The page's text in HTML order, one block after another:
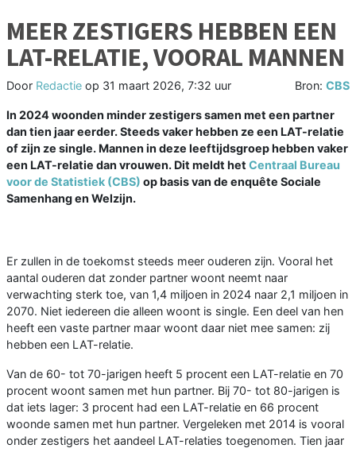
MEER ZESTIGERS HEBBEN EEN
LAT-RELATIE, VOORAL MANNEN
Door Redactie op 31 maart 2026, 7:32 uur Bron: CBS
In 2024 woonden minder zestigers samen met een partner
dan tien jaar eerder. Steeds vaker hebben ze een LAT-relatie
of zijn ze single. Mannen in deze leeftijdsgroep hebben vaker
een LAT-relatie dan vrouwen. Dit meldt het Centraal Bureau
voor de Statistiek (CBS) op basis van de enquête Sociale
Samenhang en Welzijn.
Er zullen in de toekomst steeds meer ouderen zijn. Vooral het
aantal ouderen dat zonder partner woont neemt naar
verwachting sterk toe, van 1,4 miljoen in 2024 naar 2,1 miljoen in
2070. Niet iedereen die alleen woont is single. Een deel van hen
heeft een vaste partner maar woont daar niet mee samen: zij
hebben een LAT-relatie.
Van de 60- tot 70-jarigen heeft 5 procent een LAT-relatie en 70
procent woont samen met hun partner. Bij 70- tot 80-jarigen is
dat iets lager: 3 procent had een LAT-relatie en 66 procent
woonde samen met hun partner. Vergeleken met 2014 is vooral
onder zestigers het aandeel LAT-relaties toegenomen. Tien jaar